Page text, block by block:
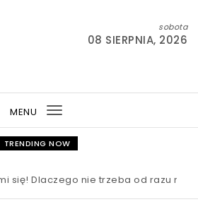
sobota
08 SIERPNIA, 2026
MENU
Toggle
navigation
TRENDING NOW
Dlaczego nie trzeba od razu